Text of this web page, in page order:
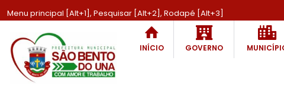
Menu principal [Alt+1], Pesquisar [Alt+2], Rodapé [Alt+3]
INÍCIO GOVERNO